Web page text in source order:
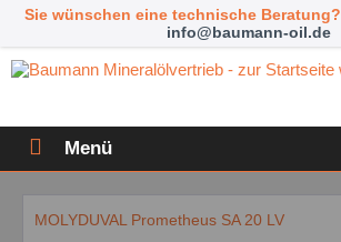
Sie wünschen eine technische Beratung?
info@baumann-oil.de
Menü
MOLYDUVAL Prometheus SA 20 LV